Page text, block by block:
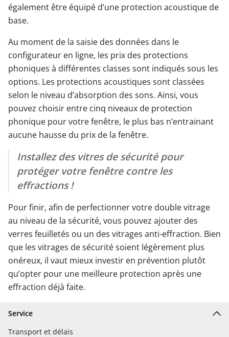
également être équipé d’une protection acoustique de
base.
Au moment de la saisie des données dans le
configurateur en ligne, les prix des protections
phoniques à différentes classes sont indiqués sous les
options. Les protections acoustiques sont classées
selon le niveau d’absorption des sons. Ainsi, vous
pouvez choisir entre cinq niveaux de protection
phonique pour votre fenêtre, le plus bas n’entrainant
aucune hausse du prix de la fenêtre.
Installez des vitres de sécurité pour
protéger votre fenêtre contre les
effractions !
Pour finir, afin de perfectionner votre double vitrage
au niveau de la sécurité, vous pouvez ajouter des
verres feuilletés ou un des vitrages anti-effraction. Bien
que les vitrages de sécurité soient légèrement plus
onéreux, il vaut mieux investir en prévention plutôt
qu’opter pour une meilleure protection après une
effraction déjà faite.
Service
Transport et délais